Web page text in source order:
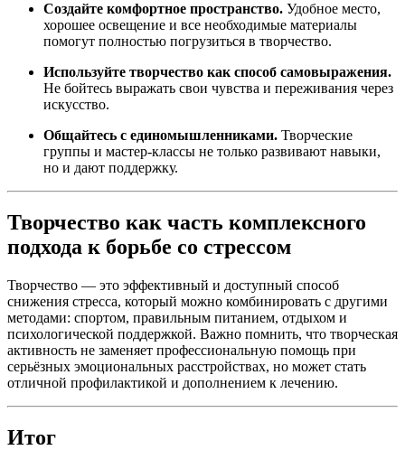
Создайте комфортное пространство. Удобное место,
хорошее освещение и все необходимые материалы
помогут полностью погрузиться в творчество.
Используйте творчество как способ самовыражения.
Не бойтесь выражать свои чувства и переживания через
искусство.
Общайтесь с единомышленниками. Творческие
группы и мастер-классы не только развивают навыки,
но и дают поддержку.
Творчество как часть комплексного
подхода к борьбе со стрессом
Творчество — это эффективный и доступный способ
снижения стресса, который можно комбинировать с другими
методами: спортом, правильным питанием, отдыхом и
психологической поддержкой. Важно помнить, что творческая
активность не заменяет профессиональную помощь при
серьёзных эмоциональных расстройствах, но может стать
отличной профилактикой и дополнением к лечению.
Итог